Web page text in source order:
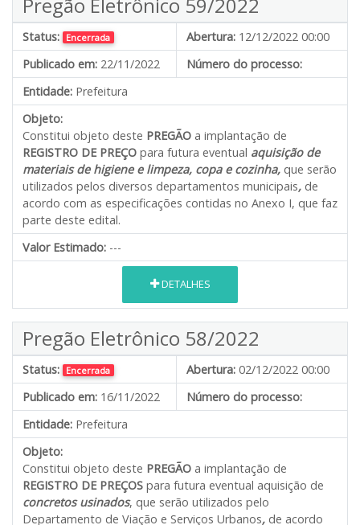
Status: Encerrada Abertura: 12/12/2022 00:00
Publicado em: 22/11/2022
Número do processo:
Entidade: Prefeitura
Objeto:
Constitui objeto deste PREGÃO a implantação de
REGISTRO DE PREÇO para futura eventual aquisição de
materiais de higiene e limpeza, copa e cozinha, que serão
utilizados pelos diversos departamentos municipais, de
acordo com as especificações contidas no Anexo I, que faz
parte deste edital.
Valor Estimado: ---
DETALHES
Pregão Eletrônico 58/2022
Status: Encerrada Abertura: 02/12/2022 00:00
Publicado em: 16/11/2022
Número do processo:
Entidade: Prefeitura
Objeto:
Constitui objeto deste PREGÃO a implantação de
REGISTRO DE PREÇOS para futura eventual aquisição de
concretos usinados, que serão utilizados pelo
Departamento de Viação e Serviços Urbanos, de acordo